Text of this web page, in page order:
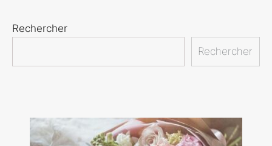
Rechercher
Rechercher